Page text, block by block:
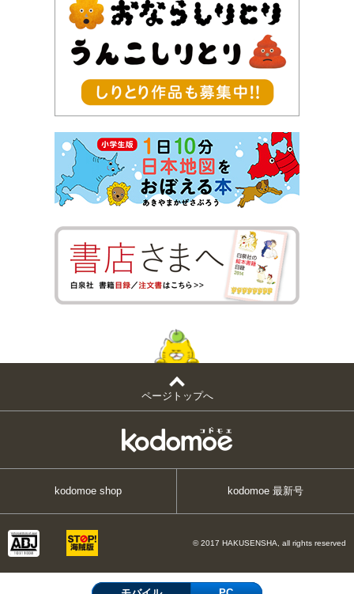
ページトップへ
kodomoe shop kodomoe 最新号
© 2017 HAKUSENSHA, all rights reserved